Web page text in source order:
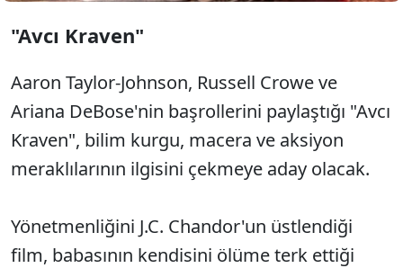
"Avcı Kraven"
Aaron Taylor-Johnson, Russell Crowe ve
Ariana DeBose'nin başrollerini paylaştığı "Avcı
Kraven", bilim kurgu, macera ve aksiyon
meraklılarının ilgisini çekmeye aday olacak.
Yönetmenliğini J.C. Chandor'un üstlendiği
film, babasının kendisini ölüme terk ettiği